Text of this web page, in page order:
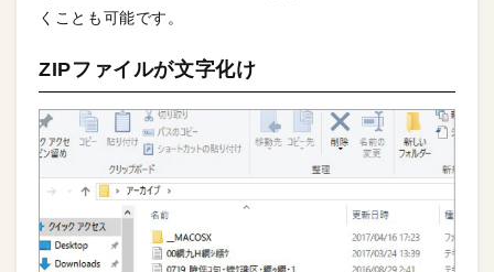
くことも可能です。
ZIPファイルが文字化け